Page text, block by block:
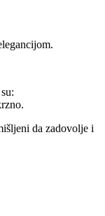
da zadovolje i